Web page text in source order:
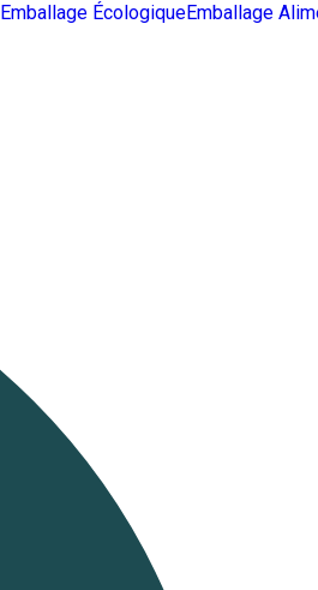
Emballage ÉcologiqueEmballage